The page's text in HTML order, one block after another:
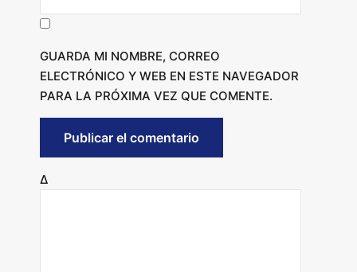
GUARDA MI NOMBRE, CORREO
ELECTRÓNICO Y WEB EN ESTE NAVEGADOR
PARA LA PRÓXIMA VEZ QUE COMENTE.
Δ